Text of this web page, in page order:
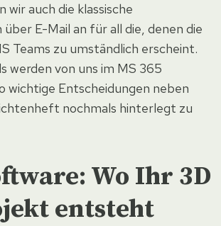
auch die klassische
E-Mail an für all die, denen die
Teams zu umständlich erscheint.
werden von uns im MS 365
wichtige Entscheidungen neben
nochmals hinterlegt zu
Wo Ihr 3D
entsteht